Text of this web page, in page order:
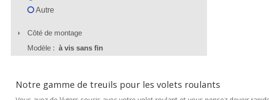
Autre
Côté de montage
Modèle : à vis sans fin
Notre gamme de treuils pour les volets roulants